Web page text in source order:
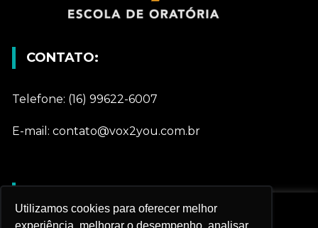
Utilizamos cookies para oferecer melhor
CONTATO:
Telefone: (16) 99622-6007
E-mail: contato@vox2you.com.br
Nós utilizamos cookies e outras tecnologias